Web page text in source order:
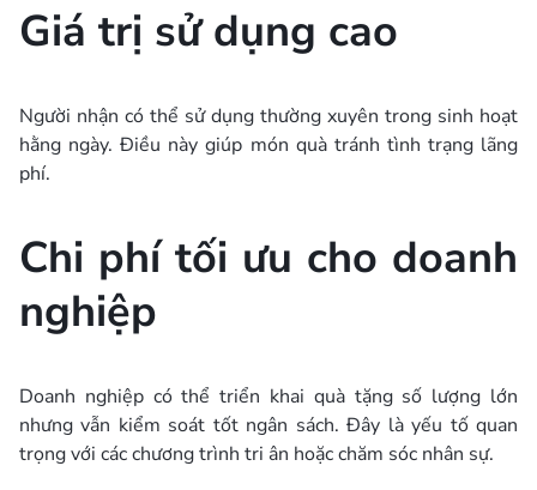
Giá trị sử dụng cao
Người nhận có thể sử dụng thường xuyên trong sinh hoạt
hằng ngày. Điều này giúp món quà tránh tình trạng lãng
phí.
Chi phí tối ưu cho doanh
nghiệp
Doanh nghiệp có thể triển khai quà tặng số lượng lớn
nhưng vẫn kiểm soát tốt ngân sách. Đây là yếu tố quan
trọng với các chương trình tri ân hoặc chăm sóc nhân sự.